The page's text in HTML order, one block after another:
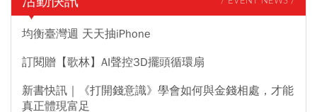
均衡臺灣週 天天抽iPhone
訂閱贈【歌林】AI聲控3D擺頭循環扇
新書快訊｜《打開錢意識》學會如何與金錢相處，才能
真正體現富足